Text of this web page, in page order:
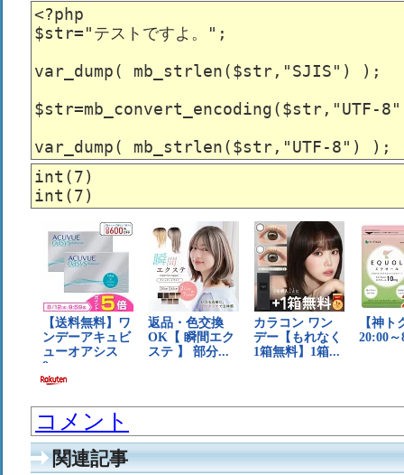
<?php
$str="テストですよ。";
var_dump( mb_strlen($str,"SJIS") );
$str=mb_convert_encoding($str,"UTF-
int(7)
コメント
関連記事